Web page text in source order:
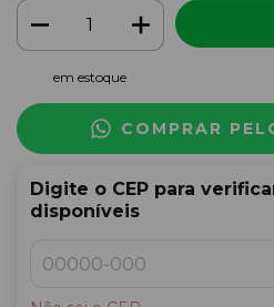
em estoque
COMPRAR
Digite o CEP para
disponíveis